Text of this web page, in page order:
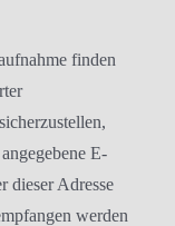
finden
E-
dieser Adresse
werden